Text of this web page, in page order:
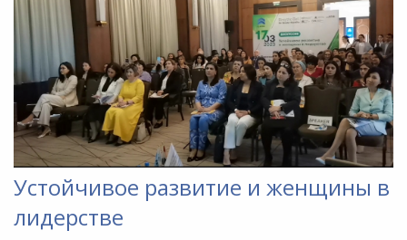
Устойчивое развитие и женщины в
лидерстве